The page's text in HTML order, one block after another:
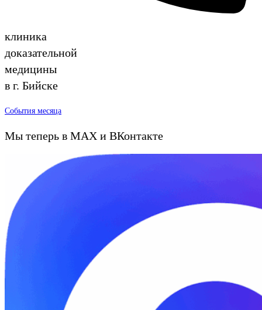
клиника
доказательной
медицины
в г. Бийске
События месяца
Мы теперь в MAX и ВКонтакте